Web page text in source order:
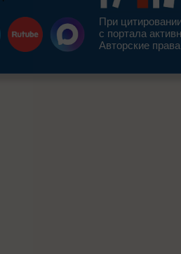
При
с портала
Авторские